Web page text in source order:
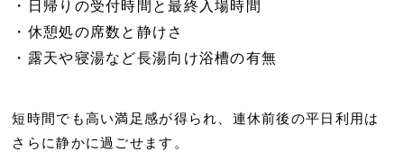
日帰りの受付時間と最終入場時間
休憩処の席数と静けさ
露天や寝湯など長湯向け浴槽の有無
短時間でも高い満足感が得られ、連休前後の平日利用は
さらに静かに過ごせます。